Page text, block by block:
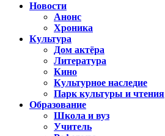
Новости
Анонс
Хроника
Культура
Дом актёра
Литература
Кино
Культурное наследие
Парк культуры и чтения
Образование
Школа и вуз
Учитель